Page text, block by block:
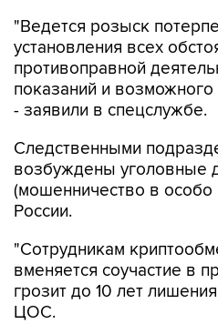
"Ведется розыск
установления всех
противоправной
показаний и
- заявили в спецслужбе.
Следственными
возбуждены уголовные
(мошенничество в
России.
"Сотрудникам
вменяется соучастие в
грозит до 10 лет
ЦОС.